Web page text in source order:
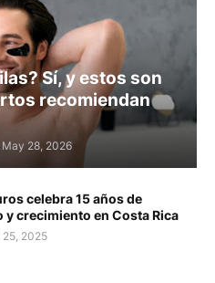
Sí, y estos son
recomiendan
May 28, 2026
celebra 15 años de
y crecimiento en Costa Rica
25, 2025